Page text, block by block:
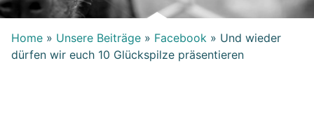
Home » Unsere Beiträge » Facebook » Und wieder
dürfen wir euch 10 Glückspilze präsentieren